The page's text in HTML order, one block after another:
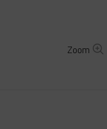
Zoom